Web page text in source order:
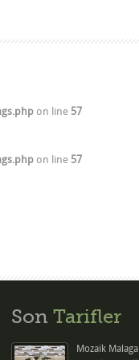
on line 57
on line 57
Son Tarifler
Mozaik Malaga